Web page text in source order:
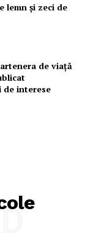
lemn și zeci de
de viață
de interese